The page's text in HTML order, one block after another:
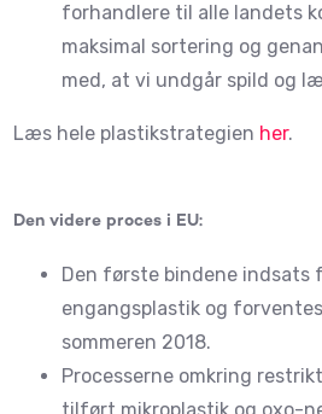
forhandlere til alle landets
maksimal sortering og
med, at vi undgår spild og
Læs hele plastikstrategien her.
Den videre proces i EU:
Den første bindene indsats
engangsplastik og
sommeren 2018.
Processerne omkring